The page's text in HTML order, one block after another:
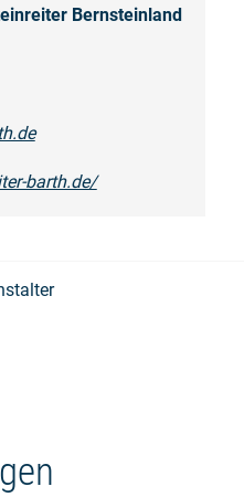
Bernsteinland
barth.de/